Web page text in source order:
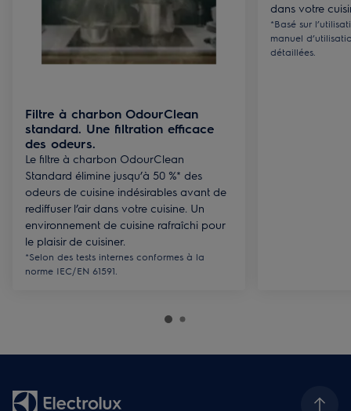
Filtre à charbon OdourClean
standard. Une filtration efficace
des odeurs.
Le filtre à charbon OdourClean
Standard élimine jusqu’à 50 %* des
odeurs de cuisine indésirables avant de
rediffuser l’air dans votre cuisine. Un
environnement de cuisine rafraîchi pour
le plaisir de cuisiner.
*Selon des tests internes conformes à la
norme IEC/EN 61591.
dans votre
*Basé sur
manuel
détaillées.